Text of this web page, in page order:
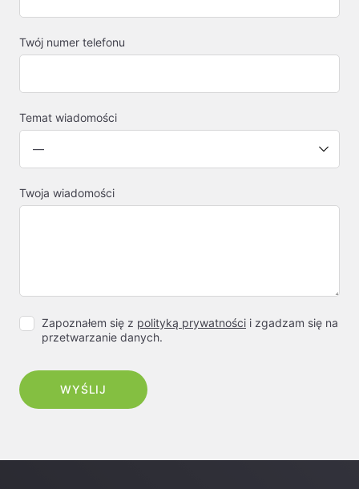
Twój numer telefonu
Temat wiadomości
Twoja wiadomości
Zapoznałem się z polityką prywatności i zgadzam się na
przetwarzanie danych.